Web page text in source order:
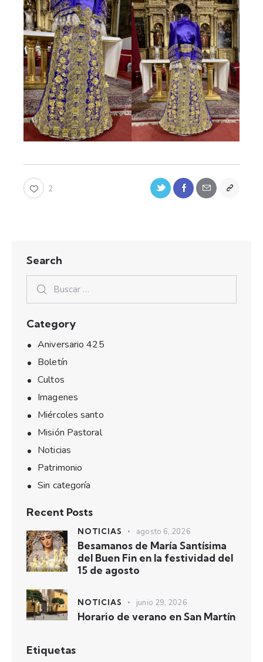
2
Search
Category
Aniversario 425
Boletín
Cultos
Imagenes
Miércoles santo
Misión Pastoral
Noticias
Patrimonio
Sin categoría
Recent Posts
NOTICIAS agosto 6, 2026
Besamanos de María Santísima
del Buen Fin en la festividad del
15 de agosto
NOTICIAS junio 29, 2026
Horario de verano en San Martín
Etiquetas